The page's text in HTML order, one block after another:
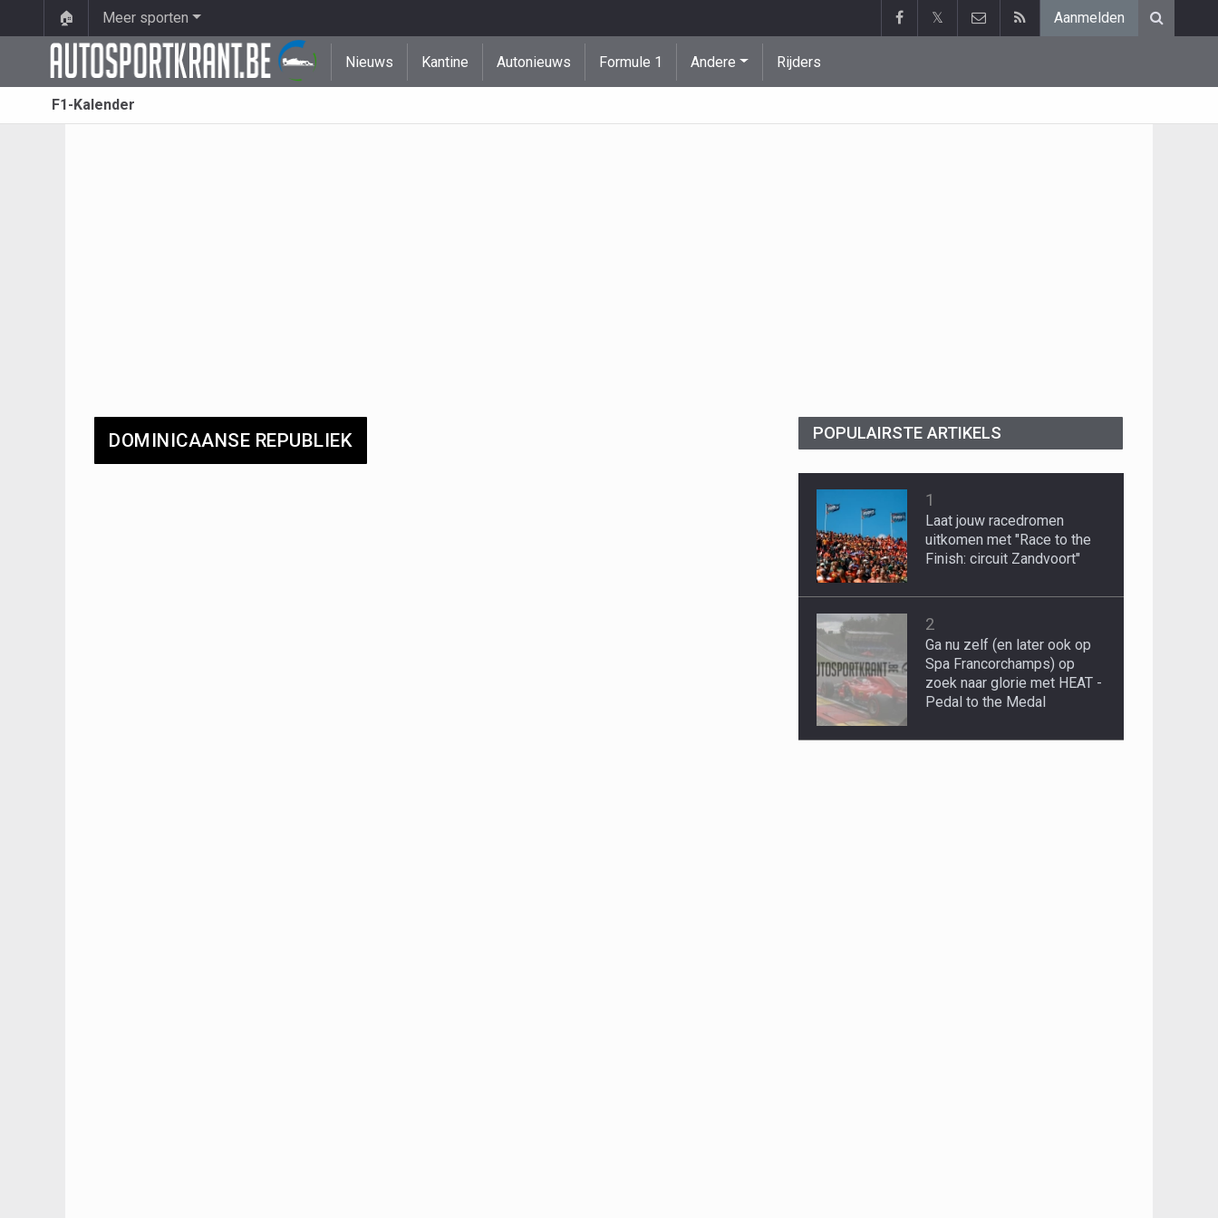
🏠 Meer sporten 𝕏 Aanmelden
Nieuws Kantine Autonieuws Formule 1 Andere Rijders
F1-Kalender
DOMINICAANSE REPUBLIEK POPULAIRSTE ARTIKELS
1
Laat jouw racedromen
uitkomen met "Race to the
Finish: circuit Zandvoort"
2
Ga nu zelf (en later ook op
Spa Francorchamps) op
zoek naar glorie met HEAT -
Pedal to the Medal